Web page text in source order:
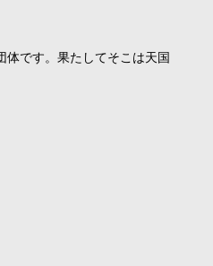
体です。果たしてそこは天国